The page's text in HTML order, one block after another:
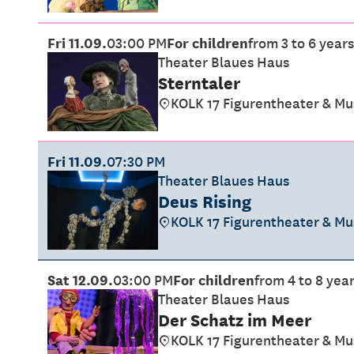
Fri 11.09.03:00 PMFor childrenfrom 3 to 6 years
Theater Blaues Haus
Sterntaler
KOLK 17 Figurentheater &
Fri 11.09.07:30 PM
Theater Blaues Haus
Deus Rising
KOLK 17 Figurentheater &
Sat 12.09.03:00 PMFor childrenfrom 4 to 8
Theater Blaues Haus
Der Schatz im Meer
KOLK 17 Figurentheater &